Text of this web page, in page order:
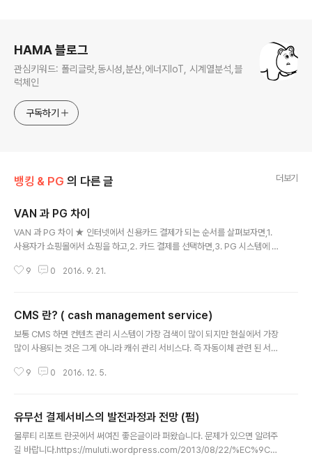
HAMA 블로그
관심키워드: 폴리글랏,동시성,분산,에너지IoT, 시계열분석,블
럭체인
구독하기
뱅킹 & PG 의 다른 글 더보기
VAN 과 PG 차이
VAN 과 PG 차이 ★ 인터넷에서 신용카드 결제가 되는 순서를 살펴보자면,1.
사용자가 쇼핑몰에서 쇼핑을 하고,2. 카드 결제를 선택하면,3. PG 시스템에 연
을 타고 카드사 시스템에 접속하여 결제가 이루어집니다.위의 2,3 번을 하기위
거나, POST 방식으로 연동하는 방식으로 크게 나뉘어 집니다. 웹프로그램을
하시는 분들이라면 2,3 일만에 연동 및 테스트 까지 완료할 수 있을 겁니다. ☆
PG사는 전자지불대행회사이고 VAN사는 온라인 신용카드조회회사라고 보시..
9 0 2016. 9. 21.
CMS 란? ( cash management service)
보통 CMS 하면 컨텐츠 관리 시스템이 가장 검색이 많이 되지만 현실에서 가장
많이 사용되는 것은 그게 아니라 캐쉬 관리 서비스다. 즉 자동이체 관련 된 서비
ice)는 다수은행과 거래하는 기업등이 모든 거래은행과 접속할 필요없이 CMS
S참가 금융기관의 전산시스템을 상호접속시켜 이용기관이 참가은행과의 금융
거래를 전자적으로 처리할 수 있도록 시스템을 구성하고 관련서비스를 제공하
여 주는 서비스이다.펌뱅킹(Firm Banking)은 기업체의 호스트 컴퓨터와 금융
9 0 2016. 12. 5.
유무선 결제서비스의 발전과정과 전망 (펌)
물루티 리포트 란곳에서 써여진 좋은글이라 퍼왔습니다. 문제가 있으면 알려주
길 바랍니다.https://muluti.wordpress.com/2013/08/22/%EC%9C%